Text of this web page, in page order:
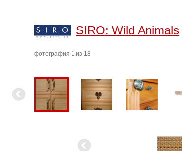
SIRO: Wild Animals
фотография 1 из 18